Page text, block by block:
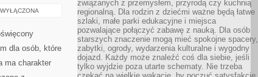
dla osób, które
ma charakter
związanych z przemysłem, przyrodą czy kuchnią
regionalną. Dla rodzin z dziećmi ważne będą łatwe
szlaki, małe parki edukacyjne i miejsca
pozwalające połączyć zabawę z nauką. Dla osób
starszych znaczenie mogą mieć spokojne spacery,
zabytki, ogrody, wydarzenia kulturalne i wygodny
dojazd. Każdy może znaleźć coś dla siebie, jeśli
tylko wyjdzie poza utarte schematy. Nie trzeba